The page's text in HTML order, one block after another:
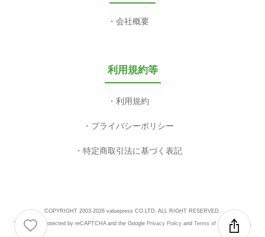
会社概要
利用規約等
利用規約
プライバシーポリシー
特定商取引法に基づく表記
COPYRIGHT 2003-2026 valuepress CO,LTD. ALL RIGHT RESERVED.
This site is protected by reCAPTCHA and the Google Privacy Policyand Terms of Serviceapply.